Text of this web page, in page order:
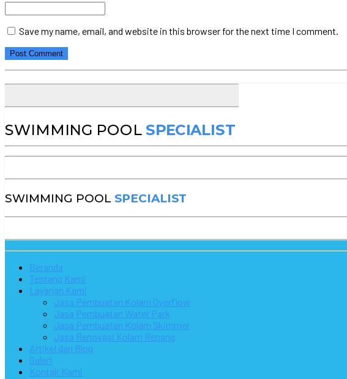
Save my name, email, and website in this browser for the next time I comment.
Post Comment
SWIMMING POOL SPECIALIST
SWIMMING POOL SPECIALIST
Beranda
Tentang Kami
Layanan Kami
Jasa Pembuatan Kolam Overflow
Jasa Pembuatan Water Park
Jasa Pembuatan Kolam Skimmer
Jasa Renovasi Kolam Renang
Artikel dan Blog
Galeri
Kontak Kami